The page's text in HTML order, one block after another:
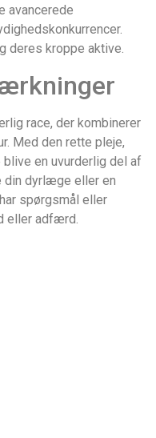
avancerede
deres kroppe aktive.
race, der kombinerer
Med den rette pleje,
en uvurderlig del af
din dyrlæge eller en
spørgsmål eller
eller adfærd.